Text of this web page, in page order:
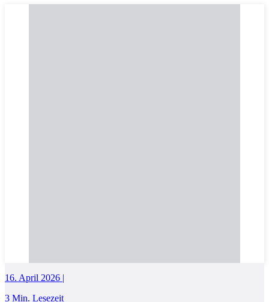
16. April 2026 |
3 Min. Lesezeit